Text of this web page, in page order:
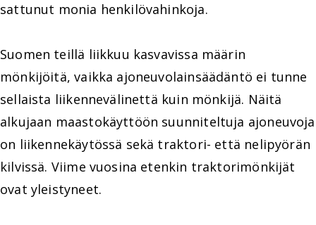
sattunut monia henkilövahinkoja.
Suomen teillä liikkuu kasvavissa määrin
mönkijöitä, vaikka ajoneuvolainsäädäntö ei tunne
sellaista liikennevälinettä kuin mönkijä. Näitä
alkujaan maastokäyttöön suunniteltuja ajoneuvoja
on liikennekäytössä sekä traktori- että nelipyörän
kilvissä. Viime vuosina etenkin traktorimönkijät
ovat yleistyneet.